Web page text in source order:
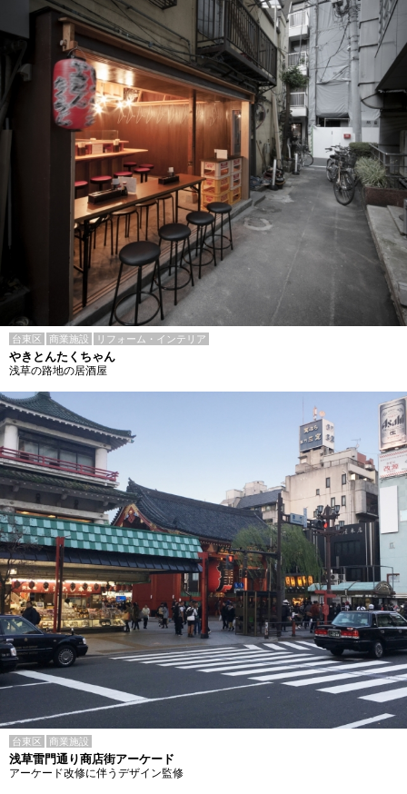
台東区 商業施設 リフォーム・インテリア
やきとんたくちゃん
浅草の路地の居酒屋
台東区 商業施設
浅草雷門通り商店街アーケード
アーケード改修に伴うデザイン監修